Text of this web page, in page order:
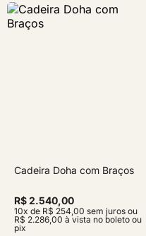
Cadeira Doha com Braços
R$ 2.540,00
10x de R$ 254,00 sem juros ou
R$ 2.286,00 à vista no boleto ou
pix